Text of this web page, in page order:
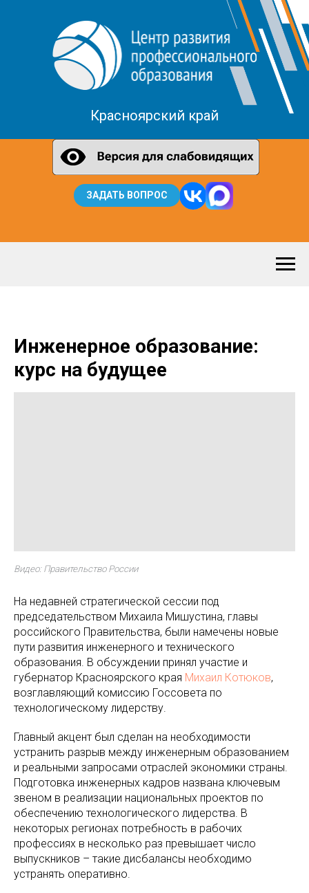
Красноярский край
ЗАДАТЬ ВОПРОС
Инженерное образование:
курс на будущее
Видео: Правительство России
На недавней стратегической сессии под
председательством Михаила Мишустина, главы
российского Правительства, были намечены новые
пути развития инженерного и технического
образования. В обсуждении принял участие и
губернатор Красноярского края Михаил Котюков,
возглавляющий комиссию Госсовета по
технологическому лидерству.
Главный акцент был сделан на необходимости
устранить разрыв между инженерным образованием
и реальными запросами отраслей экономики страны.
Подготовка инженерных кадров названа ключевым
звеном в реализации национальных проектов по
обеспечению технологического лидерства. В
некоторых регионах потребность в рабочих
профессиях в несколько раз превышает число
выпускников – такие дисбалансы необходимо
устранять оперативно.